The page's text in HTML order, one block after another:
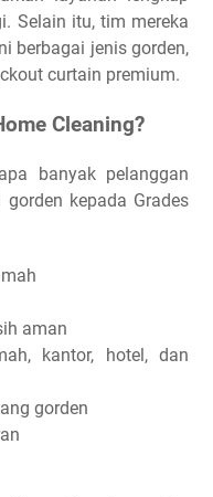
Selain itu, tim mereka
berbagai jenis gorden,
curtain premium.
Cleaning?
banyak pelanggan
kepada Grades
aman
kantor, hotel, dan
gorden